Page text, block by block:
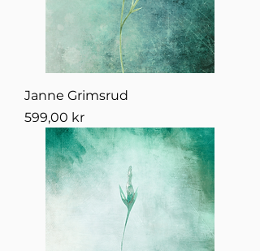
Janne Grimsrud
Pris
599,00 kr